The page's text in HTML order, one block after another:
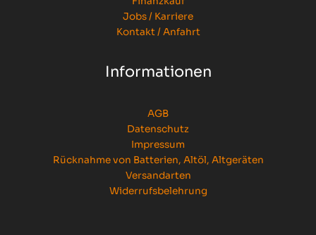
Jobs / Karriere
Kontakt / Anfahrt
Informationen
AGB
Datenschutz
Impressum
Rücknahme von Batterien, Altöl, Altgeräten
Versandarten
Widerrufsbelehrung